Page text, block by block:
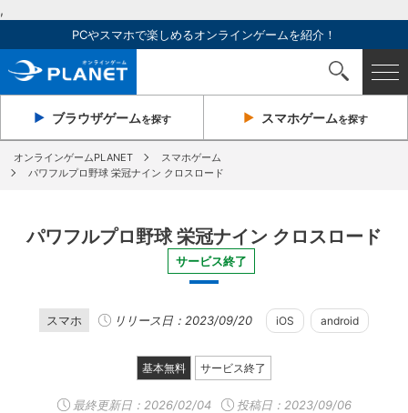
,
PCやスマホで楽しめるオンラインゲームを紹介！
ブラウザゲームを探す スマホゲームを探す
オンラインゲームPLANET
スマホゲーム
パワフルプロ野球 栄冠ナイン クロスロード
パワフルプロ野球 栄冠ナイン クロスロード
サービス終了
スマホ リリース日：2023/09/20 iOS android
基本無料 サービス終了
最終更新日： 2026/02/04 投稿日：2023/09/06